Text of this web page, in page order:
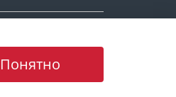
Понятно